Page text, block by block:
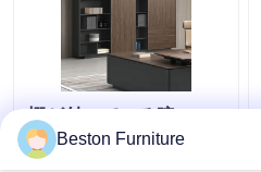
棚が付いている暗い 4
層オフィス木製ファイ
リング キャビネット収
Beston Furniture